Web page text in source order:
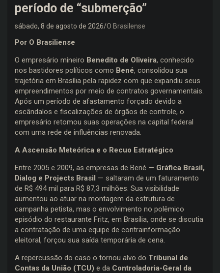
período de “submerção”
sábado, 8 de agosto de 2026 O Brasilense
Por O Brasiliense
O empresário mineiro Benedito de Oliveira, conhecido
nos bastidores políticos como Bené, consolidou sua
trajetória em Brasília pela rapidez com que expandiu seus
empreendimentos por meio de contratos governamentais.
Após um período de afastamento forçado devido a
escândalos e fiscalizações de órgãos de controle, o
empresário retomou suas operações na capital federal
com uma rede de influências renovada.
A Ascensão Meteórica e o Recuo Estratégico
Entre 2005 e 2009, as empresas de Bené — Gráfica Brasil,
Dialog e Projects Brasil — saltaram de um faturamento
de R$ 494 mil para R$ 87,3 milhões. Sua visibilidade
aumentou ao atuar na montagem da estrutura de
campanha petista, mas o envolvimento no polêmico
episódio do restaurante Fritz, em Brasília, onde se discutia
a contratação de uma equipe de contrainformação
eleitoral, forçou sua saída temporária de cena.
A repercussão do caso o tornou alvo do Tribunal de
Contas da União (TCU) e da Controladoria-Geral da